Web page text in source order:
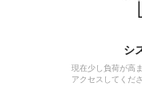
シ
現在少し負荷が高
アクセスしてくだ